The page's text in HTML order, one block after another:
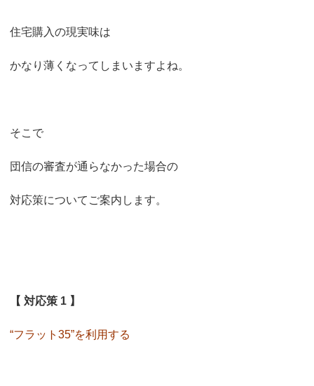
住宅購入の現実味は
かなり薄くなってしまいますよね。
そこで
団信の審査が通らなかった場合の
対応策についてご案内します。
【 対応策 1 】
“フラット35”を利用する